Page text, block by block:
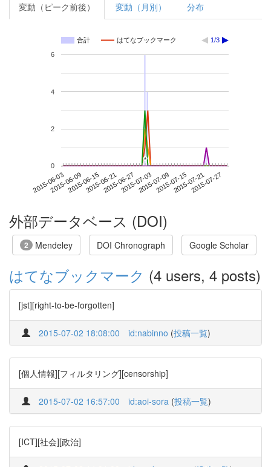
変動（ピーク前後） 変動（月別） 分布
合計 はてなブックマーク 1/3
2015-06-032015-06-092015-06-152015-06-212015-06-272015-07-032015-07-092015-07-152015-07-212015-07-27
0
2
4
6
*
*
外部データベース (DOI)
2 Mendeley DOI Chronograph Google Scholar
はてなブックマーク (4 users, 4 posts)
[jst][right-to-be-forgotten]
2015-07-02 18:08:00 id:nabinno (投稿一覧)
[個人情報][フィルタリング][censorship]
2015-07-02 16:57:00 id:aoi-sora (投稿一覧)
[ICT][社会][政治]